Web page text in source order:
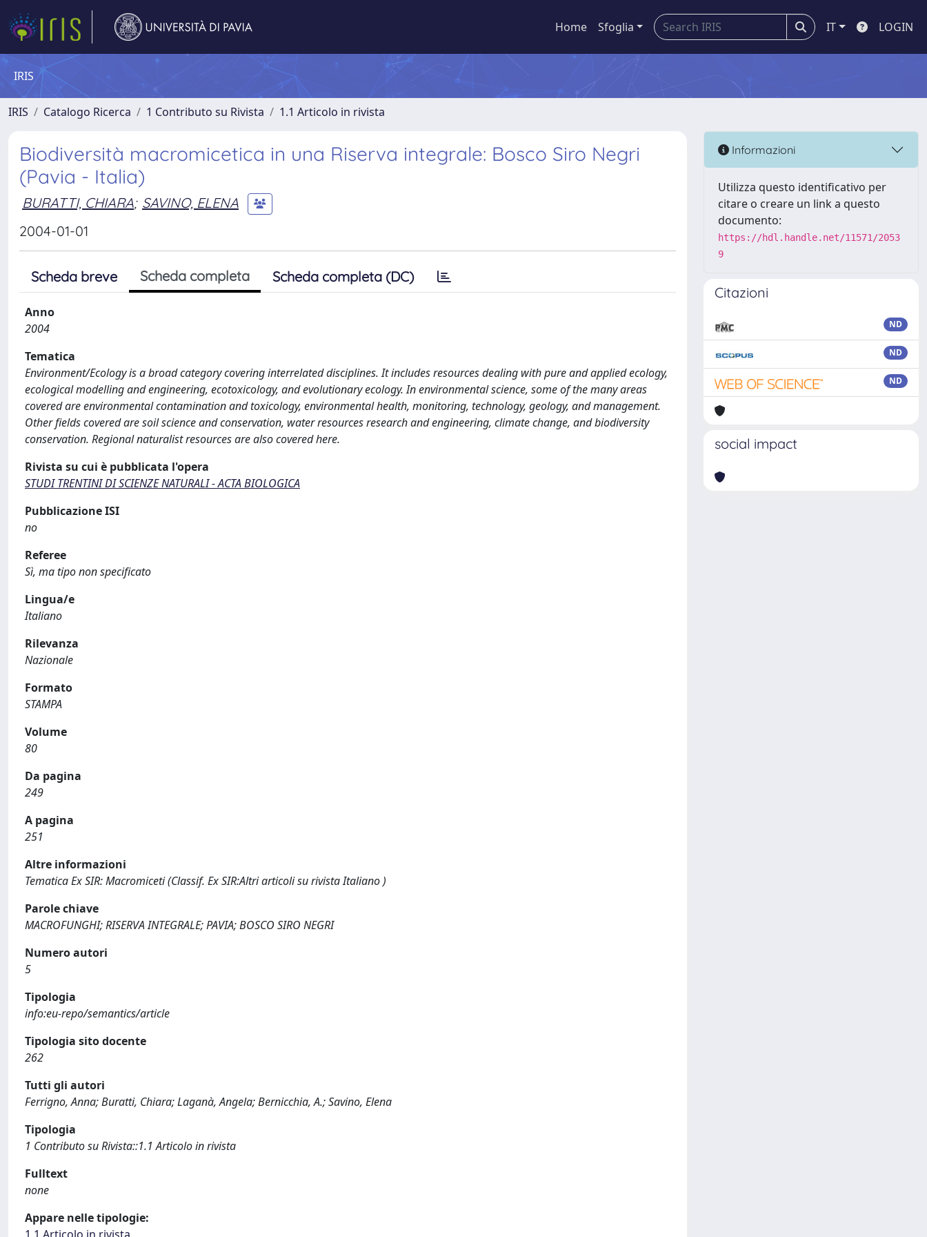
Home Sfoglia IT LOGIN
IRIS
IRIS Catalogo Ricerca 1 Contributo su Rivista 1.1 Articolo in rivista
Biodiversità macromicetica in una Riserva integrale: Bosco Siro Negri
(Pavia - Italia)
BURATTI, CHIARA; SAVINO, ELENA
2004-01-01
Scheda breve Scheda completa Scheda completa (DC)
Anno
2004
Tematica
Environment/Ecology is a broad category covering interrelated disciplines. It includes resources dealing with pure and applied ecology,
ecological modelling and engineering, ecotoxicology, and evolutionary ecology. In environmental science, some of the many areas
covered are environmental contamination and toxicology, environmental health, monitoring, technology, geology, and management.
Other fields covered are soil science and conservation, water resources research and engineering, climate change, and biodiversity
conservation. Regional naturalist resources are also covered here.
Rivista su cui è pubblicata l'opera
STUDI TRENTINI DI SCIENZE NATURALI - ACTA BIOLOGICA
Pubblicazione ISI
no
Referee
Sì, ma tipo non specificato
Lingua/e
Italiano
Rilevanza
Nazionale
Formato
STAMPA
Volume
80
Da pagina
249
A pagina
251
Altre informazioni
Tematica Ex SIR: Macromiceti (Classif. Ex SIR:Altri articoli su rivista Italiano )
Parole chiave
MACROFUNGHI; RISERVA INTEGRALE; PAVIA; BOSCO SIRO NEGRI
Numero autori
5
Tipologia
info:eu-repo/semantics/article
Tipologia sito docente
262
Tutti gli autori
Ferrigno, Anna; Buratti, Chiara; Laganà, Angela; Bernicchia, A.; Savino, Elena
Tipologia
1 Contributo su Rivista::1.1 Articolo in rivista
Fulltext
none
Appare nelle tipologie:
Informazioni
Utilizza questo identificativo per
citare o creare un link a questo
documento:
https://hdl.handle.net/11571/2053
9
Citazioni
ND
ND
ND
social impact